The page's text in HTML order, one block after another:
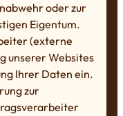
oder zur
Eigentum.
(externe
unserer Websites
Ihrer Daten ein.
zur